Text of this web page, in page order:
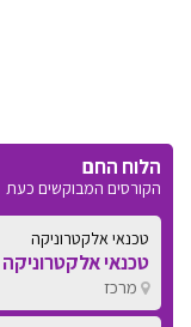
הלוח החם
הקורסים המבוקשים כעת
טכנאי אלקטרוניקה
טכנאי אלקטרוניקה
מרכז